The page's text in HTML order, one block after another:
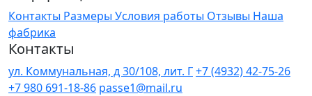
Контакты Размеры Условия работы Отзывы Наша
фабрика
Контакты
ул. Коммунальная, д 30/108, лит. Г+7 (4932) 42-75-26
+7 980 691-18-86 passe1@mail.ru